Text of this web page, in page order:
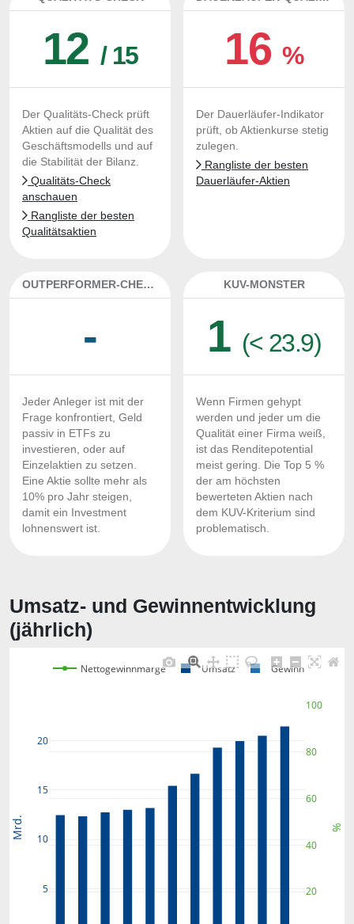
12 / 15
Der Qualitäts-Check prüft
Aktien auf die Qualität des
Geschäftsmodells und auf
die Stabilität der Bilanz.
Qualitäts-Check
anschauen
Rangliste der besten
Qualitätsaktien
16%
Der Dauerläufer-Indikator
prüft, ob Aktienkurse stetig
zulegen.
Rangliste der besten
Dauerläufer-Aktien
OUTPERFORMER-CHECK
-
Jeder Anleger ist mit der
Frage konfrontiert, Geld
passiv in ETFs zu
investieren, oder auf
Einzelaktien zu setzen.
Eine Aktie sollte mehr als
10% pro Jahr steigen,
damit ein Investment
lohnenswert ist.
KUV-MONSTER
1 (< 23.9)
Wenn Firmen gehypt
werden und jeder um die
Qualität einer Firma weiß,
ist das Renditepotential
meist gering. Die Top 5 %
der am höchsten
bewerteten Aktien nach
dem KUV-Kriterium sind
problematisch.
Umsatz- und Gewinnentwicklung
(jährlich)
5
10
15
20
20
40
60
80
100
Nettogewinnmarge Umsatz Gewinn
Mrd. %